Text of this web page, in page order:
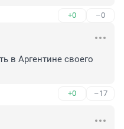
+0 –0
в Аргентине своего
+0 –17